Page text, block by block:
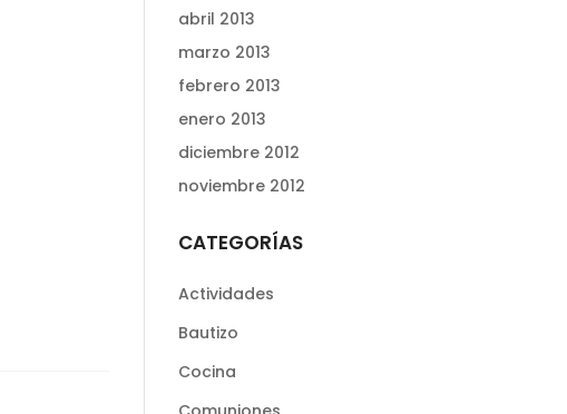
abril 2013
marzo 2013
febrero 2013
enero 2013
diciembre 2012
noviembre 2012
CATEGORÍAS
Actividades
Bautizo
Cocina